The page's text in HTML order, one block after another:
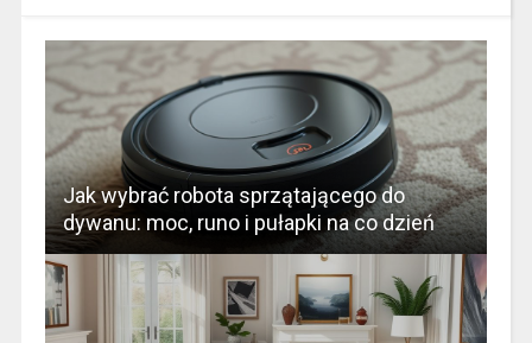
Jak wybrać robota sprzątającego do
dywanu: moc, runo i pułapki na co dzień